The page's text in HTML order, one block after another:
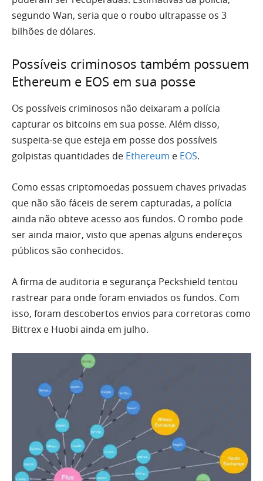
segundo Wan, seria que o roubo ultrapasse os 3
bilhões de dólares.
Possíveis criminosos também possuem
Ethereum e EOS em sua posse
Os possíveis criminosos não deixaram a polícia
capturar os bitcoins em sua posse. Além disso,
suspeita-se que esteja em posse dos possíveis
golpistas quantidades de Ethereum e EOS.
Como essas criptomoedas possuem chaves privadas
que não são fáceis de serem capturadas, a polícia
ainda não obteve acesso aos fundos. O rombo pode
ser ainda maior, visto que apenas alguns endereços
públicos são conhecidos.
A firma de auditoria e segurança Peckshield tentou
rastrear para onde foram enviados os fundos. Com
isso, foram descobertos envios para corretoras como
Bittrex e Huobi ainda em julho.